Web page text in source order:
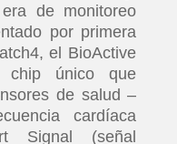
de monitoreo
por primera
el BioActive
chip único que
de salud –
cardíaca
Signal (señal